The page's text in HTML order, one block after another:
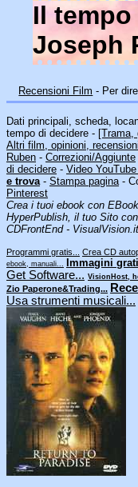
Il
Joseph
Recensioni Film - Per
Dati principali, scheda,
tempo di decidere - [Trama,
Altri film, opinioni,
Ruben - Correzioni/Aggiunte
di decidere - Video
e trova - Stampa pagina-
Pinterest
Crea i tuoi ebook con
HyperPublish, il tuo Sito
CDFrontEnd - VisualVision.it
Programmi gratis... Crea CD
ebook, manuali...
Immagini
Get Software... VisionHost,
Zio Paperone&Trading...
Usa strumenti musicali...